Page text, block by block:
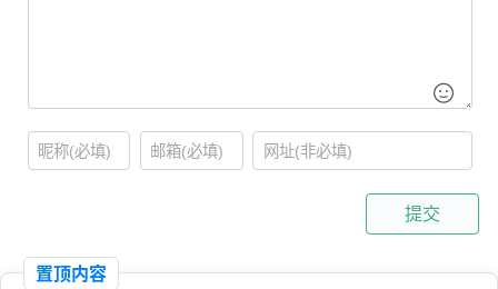
提交
置顶内容